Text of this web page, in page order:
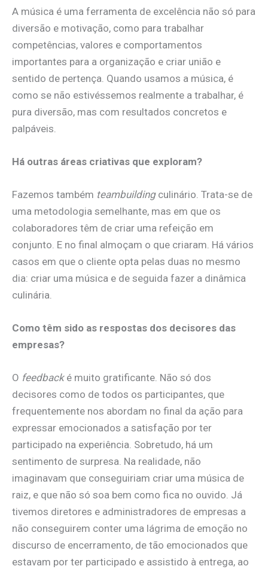
A música é uma ferramenta de excelência não só para
diversão e motivação, como para trabalhar
competências, valores e comportamentos
importantes para a organização e criar união e
sentido de pertença. Quando usamos a música, é
como se não estivéssemos realmente a trabalhar, é
pura diversão, mas com resultados concretos e
palpáveis.
Há outras áreas criativas que exploram?
Fazemos também teambuildingculinário. Trata-se de
uma metodologia semelhante, mas em que os
colaboradores têm de criar uma refeição em
conjunto. E no final almoçam o que criaram. Há vários
casos em que o cliente opta pelas duas no mesmo
dia: criar uma música e de seguida fazer a dinâmica
culinária.
Como têm sido as respostas dos decisores das
empresas?
O feedbacké muito gratificante. Não só dos
decisores como de todos os participantes, que
frequentemente nos abordam no final da ação para
expressar emocionados a satisfação por ter
participado na experiência. Sobretudo, há um
sentimento de surpresa. Na realidade, não
imaginavam que conseguiriam criar uma música de
raiz, e que não só soa bem como fica no ouvido. Já
tivemos diretores e administradores de empresas a
não conseguirem conter uma lágrima de emoção no
discurso de encerramento, de tão emocionados que
estavam por ter participado e assistido à entrega, ao